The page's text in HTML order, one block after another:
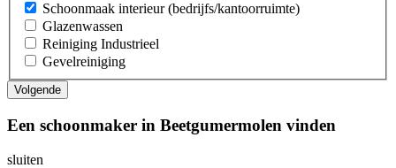
Schoonmaak interieur (bedrijfs/kantoorruimte)
Glazenwassen
Reiniging Industrieel
Gevelreiniging
Een schoonmaker in Beetgumermolen vinden
sluiten